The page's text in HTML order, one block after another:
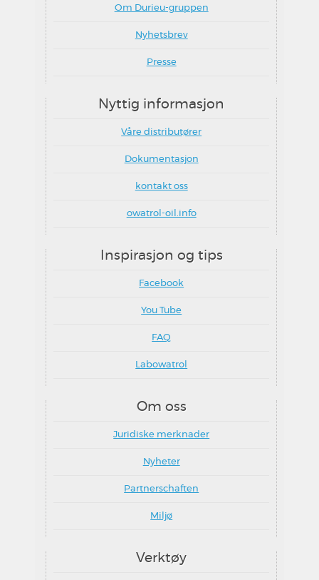
Om Durieu-gruppen
Nyhetsbrev
Presse
Nyttig informasjon
Våre distributører
Dokumentasjon
kontakt oss
owatrol-oil.info
Inspirasjon og tips
Facebook
You Tube
FAQ
Labowatrol
Om oss
Juridiske merknader
Nyheter
Partnerschaften
Miljø
Verktøy